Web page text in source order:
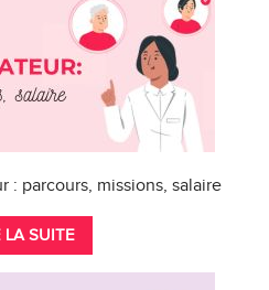
: parcours, missions, salaire
LA SUITE